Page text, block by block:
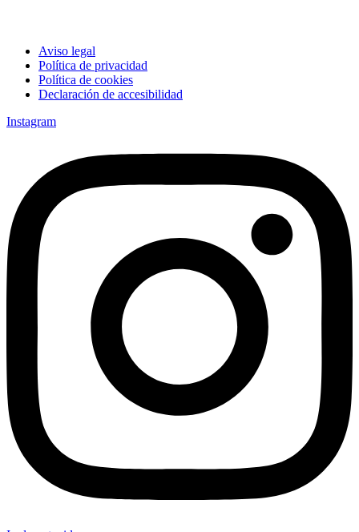
Aviso legal
Política de privacidad
Política de cookies
Declaración de accesibilidad
Instagram